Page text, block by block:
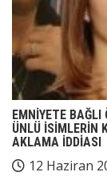
EMNİYETE BAĞLI
ÜNLÜ İSİMLERİN
AKLAMA İDDİASI
12 Haziran